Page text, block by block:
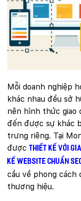
Mỗi doanh nghiệp
khác nhau đều sở
nên hình thức giao
đến được sự khác
trưng riêng. Tại
được thiết kế với
kế website chuẩn
cầu về phong cách
thương hiệu.